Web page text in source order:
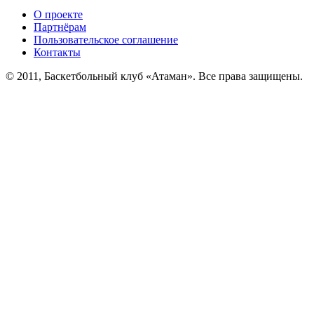
О проекте
Партнёрам
Пользовательское соглашение
Контакты
© 2011, Баскетбольный клуб «Атаман». Все права защищены.